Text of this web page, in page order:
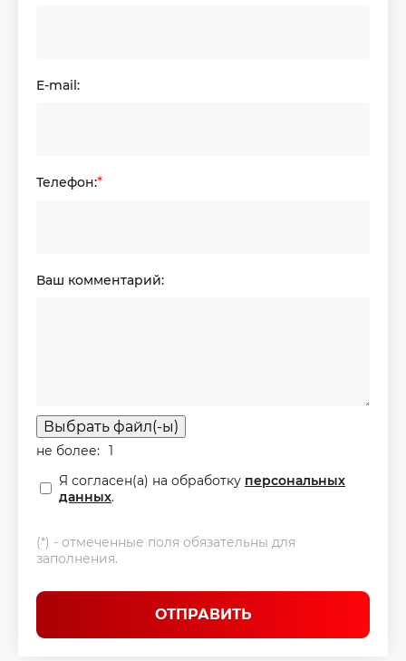
E-mail:
Телефон:*
Ваш комментарий:
Выбрать файл(-ы)
не более:
1
Я согласен(а) на обработку персональных
данных.
(*) - отмеченные поля обязательны для
заполнения.
ОТПРАВИТЬ